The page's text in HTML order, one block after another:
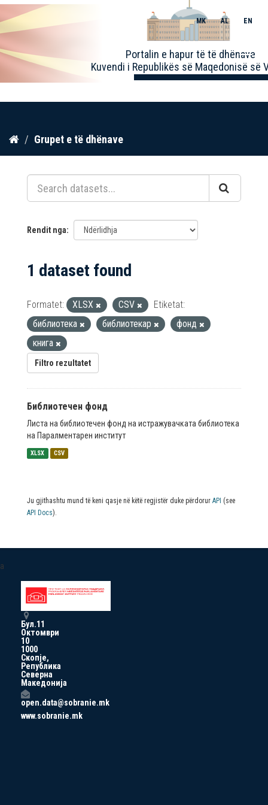
Kalo
përmbajtja
Portalin e hapur të të dhënave
Kuvendi i Republikës së Maqedonisë së
MK AL EN
Toggle
Grupet e të dhënave
Rendit nga
1 dataset found
Formatet: XLSX CSV
Etiketat:
библиотека
библиотекар
фонд
книга
Filtro rezultatet
Библиотечен фонд
Листа на библиотечен фонд на истражувачката библиотека
на Паралментарен институт
XLSX CSV
Ju gjithashtu mund të keni qasje në këtë regjistër duke përdorur API (see
API Docs).
a
Бул.11
Октомври
10
1000
Скопје,
Република
Северна
Македонија
open.data@sobranie.mk
www.sobranie.mk